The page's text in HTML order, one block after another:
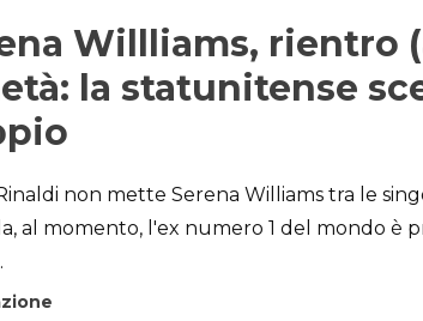
Willliams, rientro
la statunitense
non mette Serena Williams tra le
al momento, l'ex numero 1 del mondo è